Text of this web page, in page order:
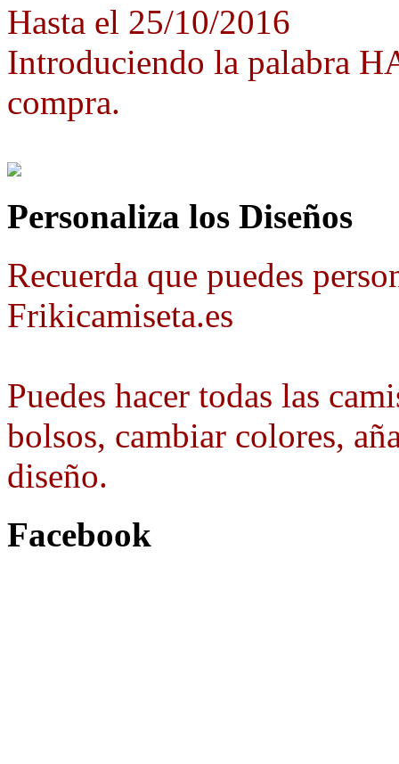
Hasta el 25/10/2016
Introduciendo la palabra
compra.
Personaliza los Diseños
Recuerda que puedes
Frikicamiseta.es
Puedes hacer todas las
bolsos, cambiar colores,
diseño.
Facebook